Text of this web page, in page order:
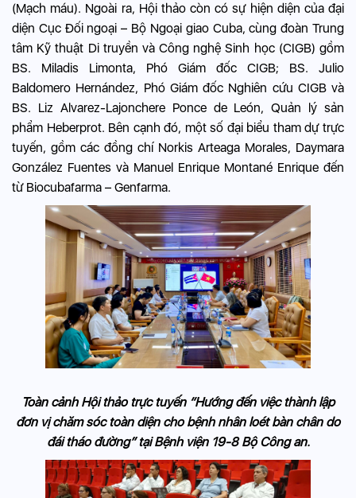
(Mạch máu). Ngoài ra, Hội thảo còn có sự hiện diện của đại
diện Cục Đối ngoại – Bộ Ngoại giao Cuba, cùng đoàn Trung
tâm Kỹ thuật Di truyền và Công nghệ Sinh học (CIGB) gồm
BS. Miladis Limonta, Phó Giám đốc CIGB; BS. Julio
Baldomero Hernández, Phó Giám đốc Nghiên cứu CIGB và
BS. Liz Alvarez-Lajonchere Ponce de León, Quản lý sản
phẩm Heberprot. Bên cạnh đó, một số đại biểu tham dự trực
tuyến, gồm các đồng chí Norkis Arteaga Morales, Daymara
González Fuentes và Manuel Enrique Montané Enrique đến
từ Biocubafarma – Genfarma.
Toàn cảnh Hội thảo trực tuyến “Hướng đến việc thành lập
đơn vị chăm sóc toàn diện cho bệnh nhân loét bàn chân do
đái tháo đường” tại Bệnh viện 19-8 Bộ Công an.